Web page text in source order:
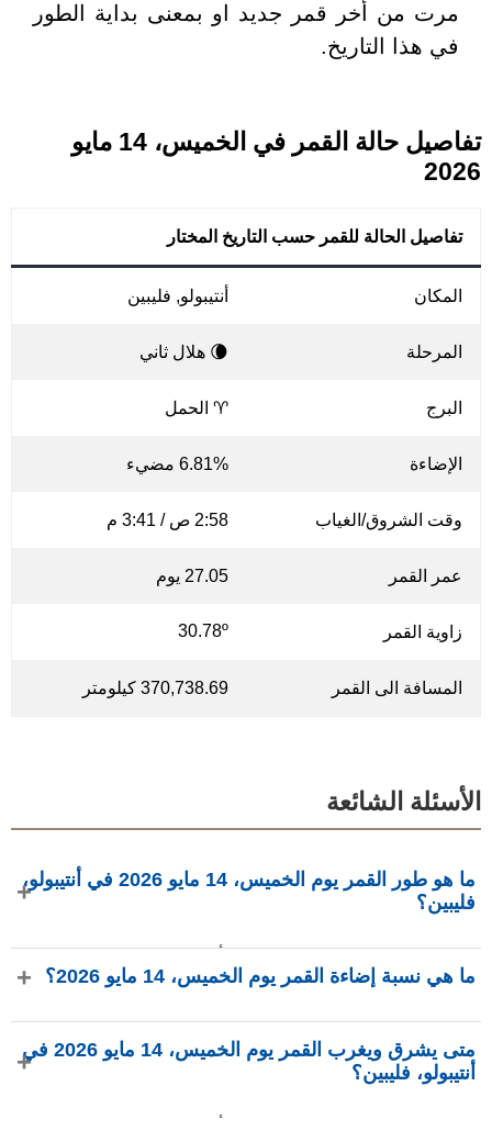
مرت من أخر قمر جديد او بمعنى بداية الطور
في هذا التاريخ.
تفاصيل حالة القمر في الخميس، 14 مايو
2026
تفاصيل الحالة للقمر حسب التاريخ المختار
المكان أنتيبولو, فليبين
المرحلة 🌘 هلال ثاني
البرج ♈ الحمل
الإضاءة 6.81% مضيء
وقت الشروق/الغياب 2:58 ص / 3:41 م
عمر القمر 27.05 يوم
زاوية القمر 30.78º
المسافة الى القمر 370,738.69 كيلومتر
الأسئلة الشائعة
ما هو طور القمر يوم الخميس، 14 مايو 2026 في أنتيبولو،
فليبين؟
طور هلال ثاني بإضاءة 6.81%، عمره 27.05 يومًا، ويقع في كوكبة ما هي نسبة إضاءة القمر يوم الخميس، 14 مايو 2026؟
لـ phasesmoon.com.
متى يشرق ويغرب القمر يوم الخميس، 14 مايو 2026 في
أنتيبولو، فليبين؟